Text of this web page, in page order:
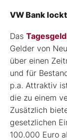
VW Bank
Das
Gelder von
über einen
und für
p.a. Attraktiv
die zu einem
Zusätzlich
gesetzlichen
100.000 Euro